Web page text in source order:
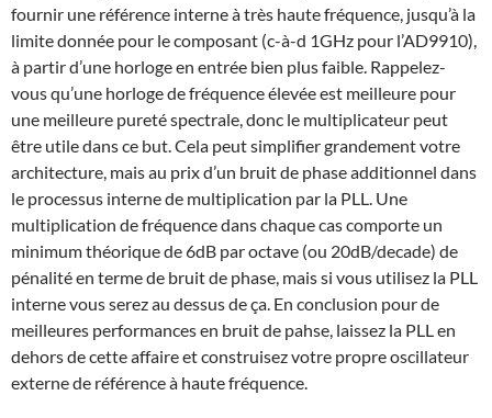
fournir une référence interne à très haute fréquence, jusqu’à la
limite donnée pour le composant (c-à-d 1GHz pour l’AD9910),
à partir d’une horloge en entrée bien plus faible. Rappelez-
vous qu’une horloge de fréquence élevée est meilleure pour
une meilleure pureté spectrale, donc le multiplicateur peut
être utile dans ce but. Cela peut simplifier grandement votre
architecture, mais au prix d’un bruit de phase additionnel dans
le processus interne de multiplication par la PLL. Une
multiplication de fréquence dans chaque cas comporte un
minimum théorique de 6dB par octave (ou 20dB/decade) de
pénalité en terme de bruit de phase, mais si vous utilisez la PLL
interne vous serez au dessus de ça. En conclusion pour de
meilleures performances en bruit de pahse, laissez la PLL en
dehors de cette affaire et construisez votre propre oscillateur
externe de référence à haute fréquence.